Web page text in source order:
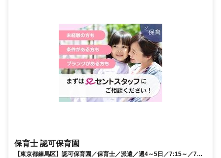
保育士 認可保育園
【東京都練馬区】認可保育園／保育士／派遣／週4～5日／7:15～／7：